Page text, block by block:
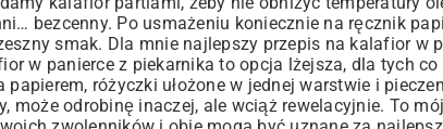
bezcenny. Po usmażeniu koniecznie na ręcznik
smak. Dla mnie najlepszy przepis na kalafior w
w panierce z piekarnika to opcja lżejsza, dla tych
różyczki ułożone w jednej warstwie i
może odrobinę inaczej, ale wciąż rewelacyjnie. To